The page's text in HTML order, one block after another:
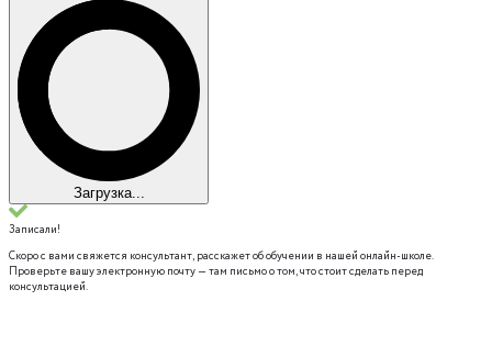
Загрузка...
Записали!
Скоро с вами свяжется консультант, расскажет об обучении в нашей онлайн-школе.
Проверьте вашу электронную почту — там письмо о том, что стоит сделать перед
консультацией.